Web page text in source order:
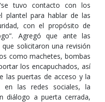
tuvo contacto con los
plantel para hablar de las
con el propósito de
Agregó que ante las
solicitaron una revisión
como machetes, bombas
los encapuchados, así
las puertas de acceso y la
en las redes sociales, la
diálogo a puerta cerrada,